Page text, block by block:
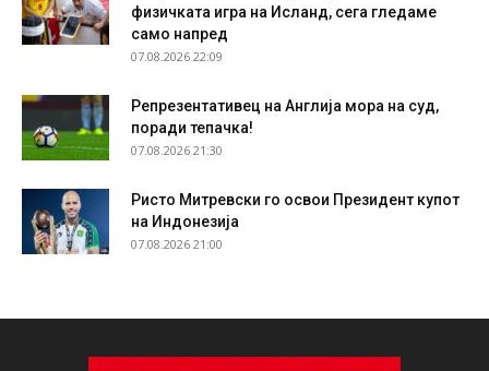
физичката игра на Исланд, сега гледаме
само напред
07.08.2026 22:09
Репрезентативец на Англија мора на суд,
поради тепачка!
07.08.2026 21:30
Ристо Митревски го освои Президент купот
на Индонезија
07.08.2026 21:00